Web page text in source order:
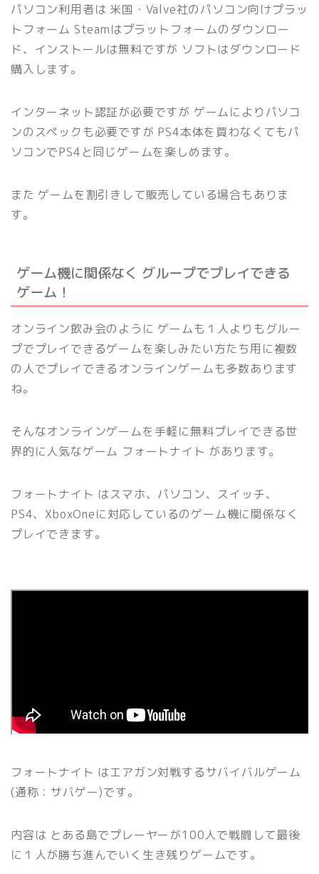
パソコン利用者は 米国・Valve社のパソコン向けプラッ
トフォーム Steamはプラットフォームのダウンロー
ド、インストールは無料ですが ソフトはダウンロード
購入します。
インターネット認証が必要ですが ゲームによりパソコ
ンのスペックも必要ですが PS4本体を買わなくてもパ
ソコンでPS4と同じゲームを楽しめます。
また ゲームを割引きして販売している場合もありま
す。
ゲーム機に関係なく グループでプレイできる
ゲーム！
オンライン飲み会のように ゲームも１人よりもグルー
プでプレイできるゲームを楽しみたい方たち用に複数
の人でプレイできるオンラインゲームも多数あります
ね。
そんなオンラインゲームを手軽に無料プレイできる世
界的に人気なゲーム フォートナイト があります。
フォートナイト はスマホ、パソコン、スイッチ、
PS4、XboxOneに対応しているのゲーム機に関係なく
プレイできます。
フォートナイト はエアガン対戦するサバイバルゲーム
(通称：サバゲー)です。
内容は とある島でプレーヤーが100人で戦闘して最後
に１人が勝ち進んでいく生き残りゲームです。